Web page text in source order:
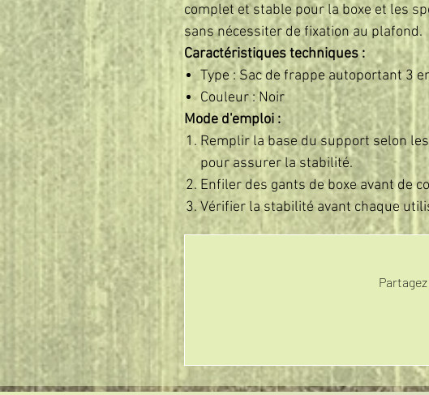
complet et stable pour la boxe et les
sans nécessiter de fixation au plafond.
Caractéristiques techniques :
Type : Sac de frappe autoportant 3
Couleur : Noir
Mode d'emploi :
Remplir la base du support selon
pour assurer la stabilité.
Enfiler des gants de boxe avant de
Vérifier la stabilité avant chaque